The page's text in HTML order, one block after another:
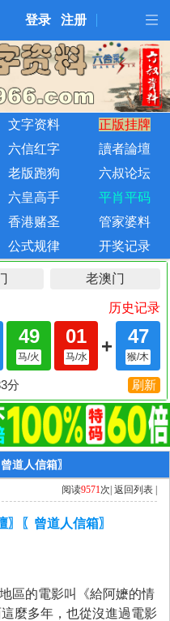
登录 注册
文字资料
正版挂牌
六信红字
讀者論壇
老版跑狗
六叔论坛
六皇高手
平肖平码
香港赌圣
管家婆料
公式规律 开奖记录
道人信箱〗
阅读9571次| 返回列表 |
〖曾道人信箱〗
區的電影叫《給阿嬷的情
麼多年，也從沒進過電影